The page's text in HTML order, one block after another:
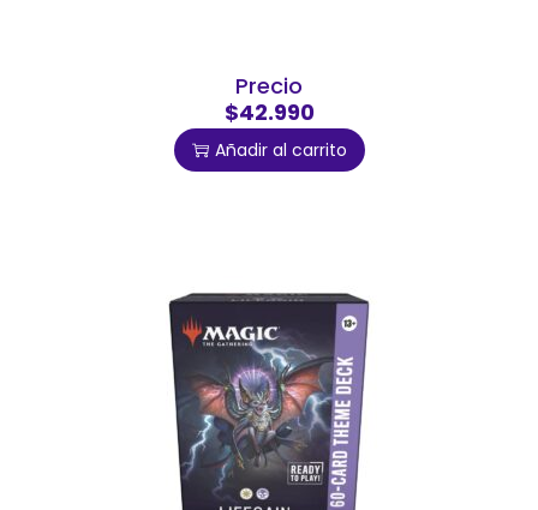
Precio
$42.990
Añadir al carrito